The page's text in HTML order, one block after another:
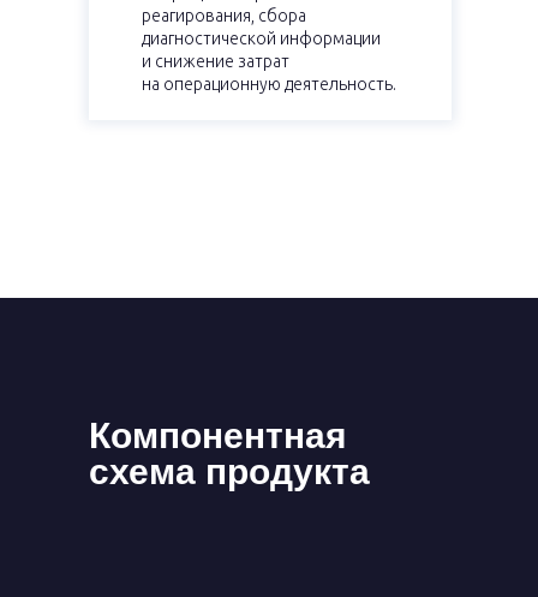
реагирования, сбора
диагностической информации
и снижение затрат
на операционную деятельность.
Компонентная
схема продукта